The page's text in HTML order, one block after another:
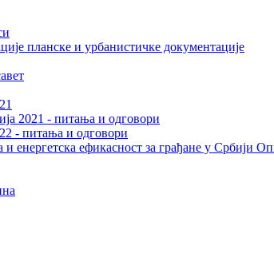
планске и урбанистичке документације
2021 - питања и одговори
- питања и одговори
и енергетска ефикасност за грађане у Србији